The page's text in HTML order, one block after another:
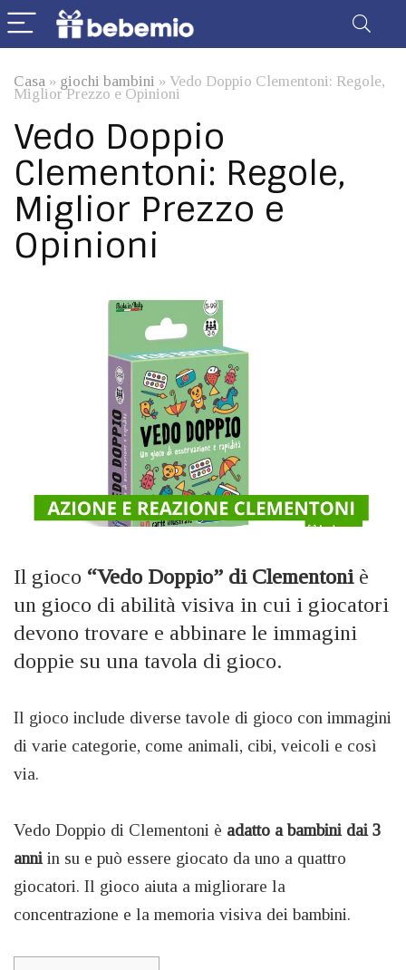
Casa » giochi bambini » Vedo Doppio Clementoni: Regole,
Miglior Prezzo e Opinioni
Vedo Doppio
Clementoni: Regole,
Miglior Prezzo e
Opinioni
Il gioco “Vedo Doppio” di Clementoniè
un gioco di abilità visiva in cui i giocatori
devono trovare e abbinare le immagini
doppie su una tavola di gioco.
Il gioco include diverse tavole di gioco con immagini
di varie categorie, come animali, cibi, veicoli e così
via.
Vedo Doppio di Clementoni è adatto a bambini dai 3
anni in su e può essere giocato da uno a quattro
giocatori. Il gioco aiuta a migliorare la
concentrazione e la memoria visiva dei bambini.